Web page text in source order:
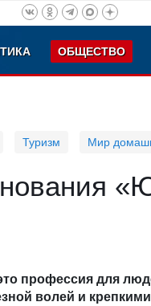
ОБЩЕСТВО
Туризм Мир
профессия для
волей и